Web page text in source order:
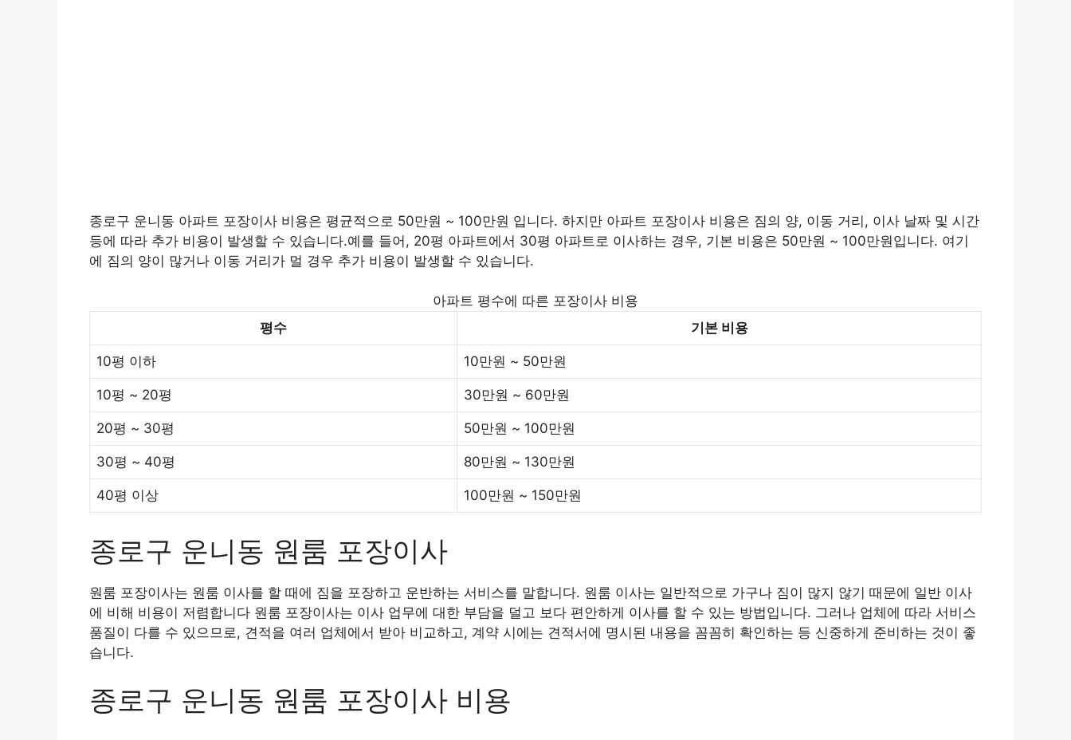
종로구 운니동 아파트 포장이사 비용은 평균적으로 50만원 ~ 100만원 입니다. 하지만 아파트 포장이사 비용은 짐의 양, 이동 거리, 이사 날짜 및 시간
등에 따라 추가 비용이 발생할 수 있습니다.예를 들어, 20평 아파트에서 30평 아파트로 이사하는 경우, 기본 비용은 50만원 ~ 100만원입니다. 여기
에 짐의 양이 많거나 이동 거리가 멀 경우 추가 비용이 발생할 수 있습니다.
아파트 평수에 따른 포장이사 비용
평수
기본 비용
10평 이하 10만원 ~ 50만원
10평 ~ 20평 30만원 ~ 60만원
20평 ~ 30평 50만원 ~ 100만원
30평 ~ 40평 80만원 ~ 130만원
40평 이상 100만원 ~ 150만원
종로구 운니동 원룸 포장이사
원룸 포장이사는 원룸 이사를 할 때에 짐을 포장하고 운반하는 서비스를 말합니다. 원룸 이사는 일반적으로 가구나 짐이 많지 않기 때문에 일반 이사
에 비해 비용이 저렴합니다 원룸 포장이사는 이사 업무에 대한 부담을 덜고 보다 편안하게 이사를 할 수 있는 방법입니다. 그러나 업체에 따라 서비스
품질이 다를 수 있으므로, 견적을 여러 업체에서 받아 비교하고, 계약 시에는 견적서에 명시된 내용을 꼼꼼히 확인하는 등 신중하게 준비하는 것이 좋
습니다.
종로구 운니동 원룸 포장이사 비용